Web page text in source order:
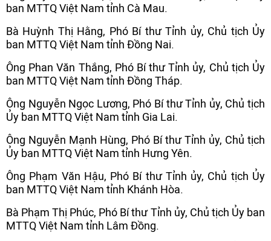
ban MTTQ Việt Nam tỉnh Cà Mau.
Bà Huỳnh Thị Hằng, Phó Bí thư Tỉnh ủy, Chủ tịch Ủy
ban MTTQ Việt Nam tỉnh Đồng Nai.
Ông Phan Văn Thắng, Phó Bí thư Tỉnh ủy, Chủ tịch Ủy
ban MTTQ Việt Nam tỉnh Đồng Tháp.
Ông Nguyễn Ngọc Lương, Phó Bí thư Tỉnh ủy, Chủ tịch
Ủy ban MTTQ Việt Nam tỉnh Gia Lai.
Ông Nguyễn Mạnh Hùng, Phó Bí thư Tỉnh ủy, Chủ tịch
Ủy ban MTTQ Việt Nam tỉnh Hưng Yên.
Ông Phạm Văn Hậu, Phó Bí thư Tỉnh ủy, Chủ tịch Ủy
ban MTTQ Việt Nam tỉnh Khánh Hòa.
Bà Phạm Thị Phúc, Phó Bí thư Tỉnh ủy, Chủ tịch Ủy ban
MTTQ Việt Nam tỉnh Lâm Đồng.